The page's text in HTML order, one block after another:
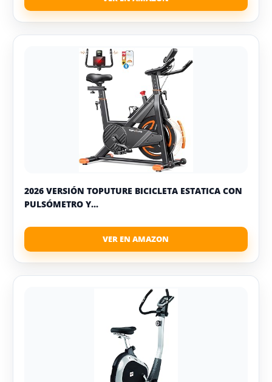
2026 VERSIÓN TOPUTURE BICICLETA ESTATICA CON
PULSÓMETRO Y...